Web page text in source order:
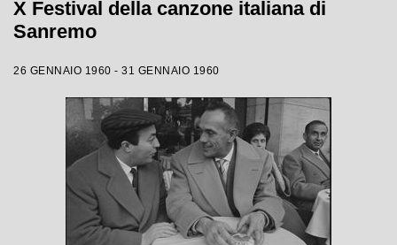
X Festival della canzone italiana di
Sanremo
26 GENNAIO 1960 - 31 GENNAIO 1960